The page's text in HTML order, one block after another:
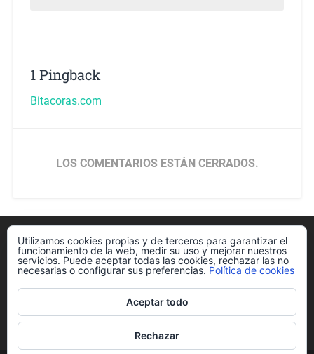
1 Pingback
Bitacoras.com
LOS COMENTARIOS ESTÁN CERRADOS.
Política de cookies
Más información sobre las cookies
Utilizamos cookies propias y de terceros para garantizar el
funcionamiento de la web, medir su uso y mejorar nuestros
servicios. Puede aceptar todas las cookies, rechazar las no
necesarias o configurar sus preferencias. Política de cookies
Aceptar todo
Rechazar